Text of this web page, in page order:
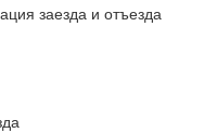
заезда и отъезда